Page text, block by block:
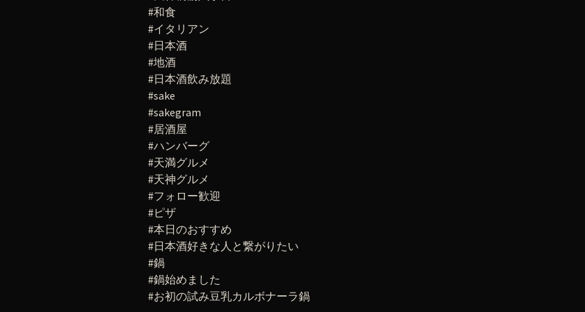
#和食
#イタリアン
#日本酒
#地酒
#日本酒飲み放題
#sake
#sakegram
#居酒屋
#ハンバーグ
#天満グルメ
#天神グルメ
#フォロー歓迎
#ピザ
#本日のおすすめ
#日本酒好きな人と繋がりたい
#鍋
#鍋始めました
#お初の試み豆乳カルボナーラ鍋